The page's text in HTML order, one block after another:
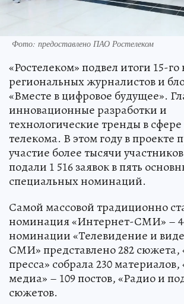
Фото: предоставлено ПАО Ростелеком
«Ростелеком» подвел итоги 15-го
региональных журналистов и
«Вместе в цифровое будущее».
инновационные разработки и
технологические тренды в
телекома. В этом году в проекте
участие более тысячи
подали 1 516 заявок в пять
специальных номинаций.
Самой массовой традиционно
номинация «Интернет-СМИ» –
номинации «Телевидение и
СМИ» представлено 282 сюжета,
пресса» собрала 230
медиа» – 109 постов, «Радио и
сюжетов.